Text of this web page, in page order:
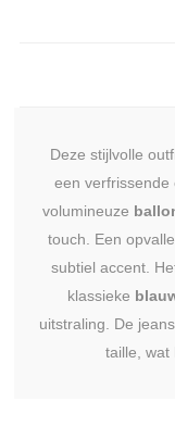
Deze stijlvolle
een verfrissende
volumineuze
touch. Een
subtiel accent.
klassieke
uitstraling. De
taille, wat